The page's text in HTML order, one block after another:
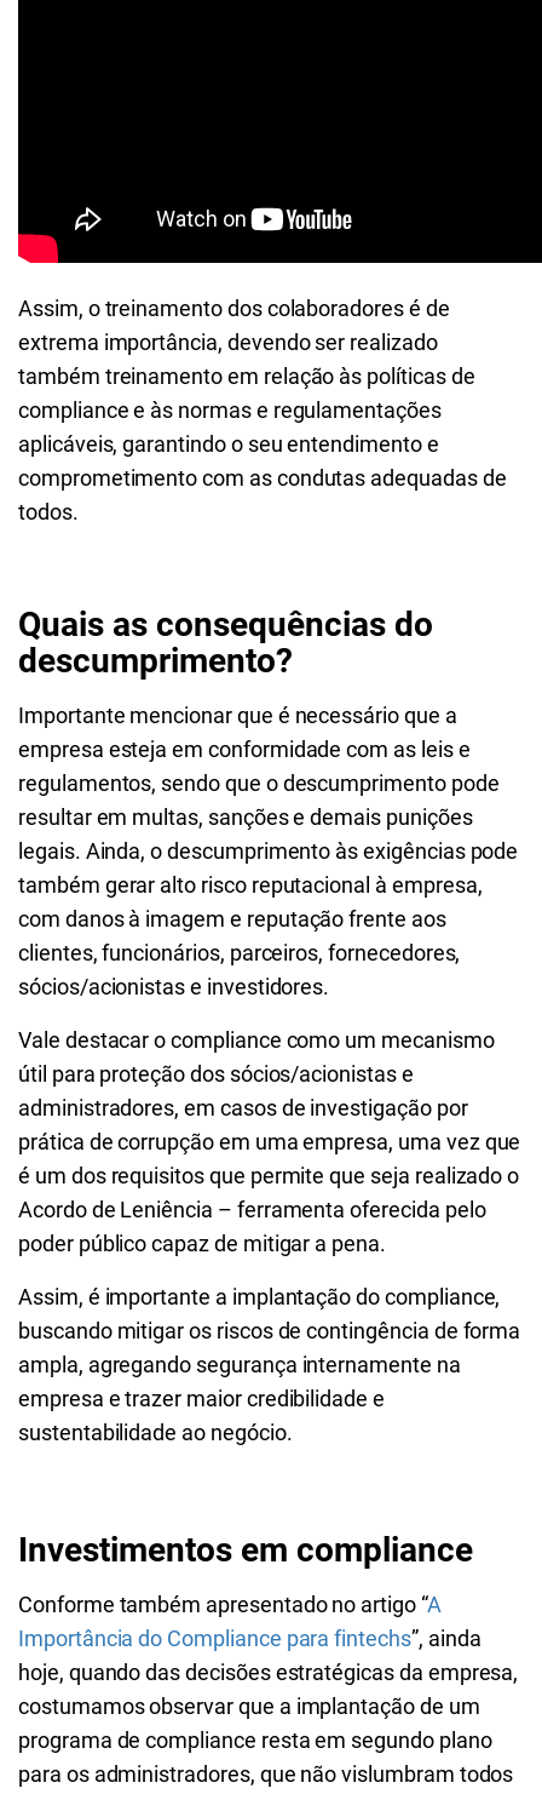
Assim, o treinamento dos colaboradores é de
extrema importância, devendo ser realizado
também treinamento em relação às políticas de
compliance e às normas e regulamentações
aplicáveis, garantindo o seu entendimento e
comprometimento com as condutas adequadas de
todos.
Quais as consequências do
descumprimento?
Importante mencionar que é necessário que a
empresa esteja em conformidade com as leis e
regulamentos, sendo que o descumprimento pode
resultar em multas, sanções e demais punições
legais. Ainda, o descumprimento às exigências pode
também gerar alto risco reputacional à empresa,
com danos à imagem e reputação frente aos
clientes, funcionários, parceiros, fornecedores,
sócios/acionistas e investidores.
Vale destacar o compliance como um mecanismo
útil para proteção dos sócios/acionistas e
administradores, em casos de investigação por
prática de corrupção em uma empresa, uma vez que
é um dos requisitos que permite que seja realizado o
Acordo de Leniência – ferramenta oferecida pelo
poder público capaz de mitigar a pena.
Assim, é importante a implantação do compliance,
buscando mitigar os riscos de contingência de forma
ampla, agregando segurança internamente na
empresa e trazer maior credibilidade e
sustentabilidade ao negócio.
Investimentos em compliance
Conforme também apresentado no artigo “A
Importância do Compliance para fintechs”, ainda
hoje, quando das decisões estratégicas da empresa,
costumamos observar que a implantação de um
programa de compliance resta em segundo plano
para os administradores, que não vislumbram todos